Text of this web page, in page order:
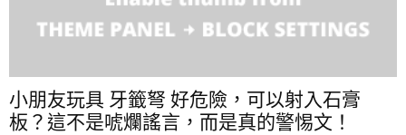
小朋友玩具 牙籤弩 好危險，可以射入石膏
板？這不是唬爛謠言，而是真的警惕文！